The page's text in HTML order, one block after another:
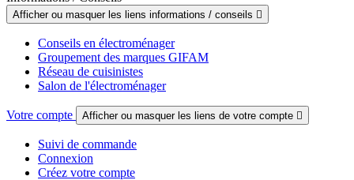
Afficher ou masquer les liens informations / conseils 
Conseils en électroménager
Groupement des marques GIFAM
Réseau de cuisinistes
Salon de l'électroménager
Votre compte Afficher ou masquer les liens de votre compte 
Suivi de commande
Connexion
Créez votre compte